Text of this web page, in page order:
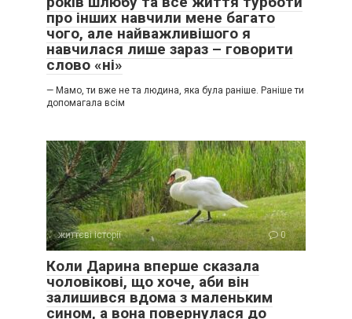
про інших навчили мене багато
чого, але найважливішого я
навчилася лише зараз – говорити
слово «ні»
— Мамо, ти вже не та людина, яка була раніше. Раніше ти
допомагала всім
життєві історії 0
Коли Дарина вперше сказала
чоловікові, що хоче, аби він
залишився вдома з маленьким
сином, а вона повернулася до